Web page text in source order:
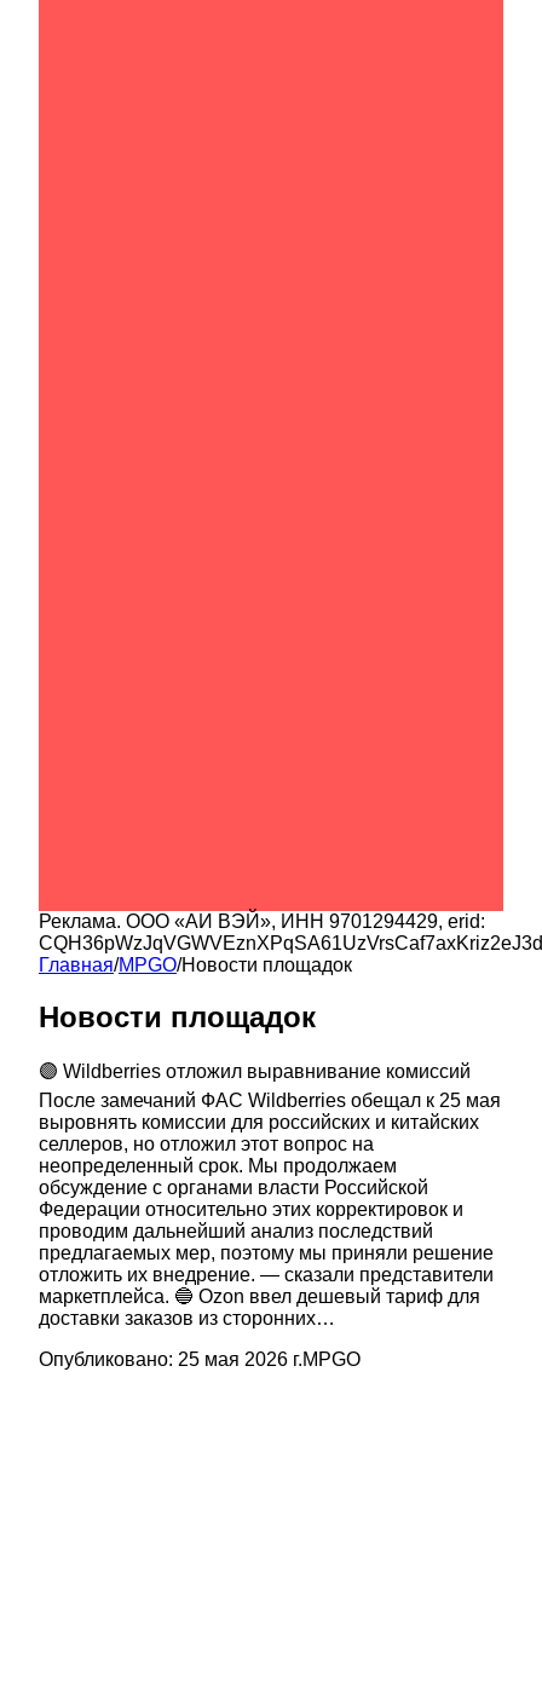
Реклама. ООО «АИ ВЭЙ», ИНН 9701294429, erid:
Главная/MPGO/Новости площадок
Новости площадок
🟣 Wildberries отложил выравнивание комиссий
После замечаний ФАС Wildberries обещал к 25 мая
выровнять комиссии для российских и китайских
селлеров, но отложил этот вопрос на
неопределенный срок. Мы продолжаем
обсуждение с органами власти Российской
Федерации относительно этих корректировок и
проводим дальнейший анализ последствий
предлагаемых мер, поэтому мы приняли решение
отложить их внедрение. — сказали представители
маркетплейса. 🔵 Ozon ввел дешевый тариф для
доставки заказов из сторонних…
Опубликовано: 25 мая 2026 г.MPGO